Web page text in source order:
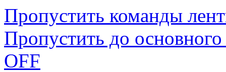
Пропустить команды
Пропустить до основного
OFF